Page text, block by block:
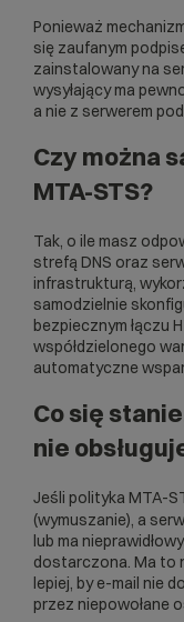
Ponieważ
się zaufanym
zainstalowany na
wysyłający ma
a nie z serwerem
Czy można
MTA-STS?
Tak, o ile masz
strefą DNS oraz
infrastrukturą,
samodzielnie
bezpiecznym łączu
współdzielonego
automatyczne
Co się
nie
Jeśli polityka MTA-
(wymuszanie), a
lub ma
dostarczona. Ma to
lepiej, by e-mail nie
przez niepowołane